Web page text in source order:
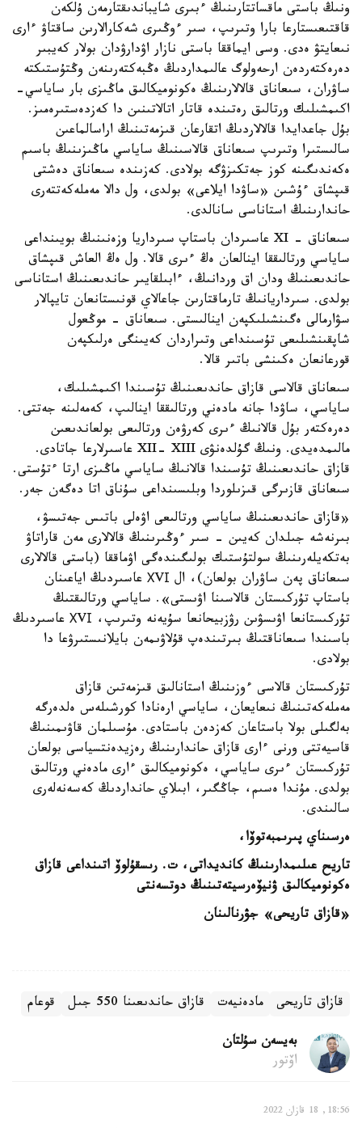
ونىڭ باستى ماقساتتارىنىڭ ءبىرى شايباندىقتارمەن ۇلكەن
قاقتىعىستارعا بارا وتىرىپ، سىر ءوڭىرى شەكارالارىن ساقتاۋ ءارى
نىعايتۋ ەدى. وسى ايماققا باستى نازار اۋدارۋدان بولار كەيبىر
دەرەكتەردەن ارحەولوگ عالىمداردىڭ ەڭبەكتەرىنەن وڭتۇستىكتە
ساۋران، سىعاناق قالالارىنىڭ ەكونوميكالىق ماڭىزى بار ساياسي-
اكىمشىلىك ورتالىق رەتىندە قاتار اتالاتىنىن دا كەزدەستىرەمىز.
بۇل جاعدايدا قالالاردىڭ اتقارعان قىزمەتىنىڭ اراسالماعىن
سالىستىرا وتىرىپ سىعاناق قالاسىنىڭ ساياسي ماڭىزىنىڭ باسىم
ەكەندىگىنە كوز جەتكىزۋگە بولادى. كەزىندە سىعاناق دەشتى
قىپشاق ءۇشىن «ساۋدا ايلاعى» بولدى، ول دالا مەملەكەتتەرى
حاندارىنىڭ استاناسى سانالدى.
سىعاناق - XI عاسىردان باستاپ سىرداريا وزەنىنىڭ بويىنداعى
ساياسي ورتالىققا اينالعان ەڭ ءىرى قالا. ول ەڭ العاش قىپشاق
حاندىعىنىڭ ودان اق وردانىڭ، ءابىلقايىر حاندىعىنىڭ استاناسى
بولدى. سىرداريانىڭ تارماقتارىن جاعالاي قونىستانعان تايپالار
سۋارمالى ەگىنشىلىكپەن اينالىستى. سىعاناق - موڭعول
شاپقىنشىلىعى تۇسىنداعى وتىراردان كەيىنگى ەرلىكپەن
قورعانعان ەكىنشى باتىر قالا.
سىعاناق قالاسى قازاق حاندىعىنىڭ تۇسىندا اكىمشىلىك،
ساياسي، ساۋدا جانە مادەني ورتالىققا اينالىپ، كەمەلىنە جەتتى.
دەرەكتەر بۇل قالانىڭ ءىرى كەرۋەن ورتالىعى بولعاندىعىن
مالىمدەيدى. ونىڭ گۇلدەنۋى XII- XIII عاسىرلارعا جاتادى.
قازاق حاندىعىنىڭ تۇسىندا قالانىڭ ساياسي ماڭىزى ارتا ءتۇستى.
سىعاناق قازىرگى قىزىلوردا وبلىسىنداعى سۇناق اتا دەگەن جەر.
«قازاق حاندىعىنىڭ ساياسي ورتالىعى اۋەلى باتىس جەتىسۋ،
بىرنەشە جىلدان كەيىن - سىر ءوڭىرىنىڭ قالالارى مەن قاراتاۋ
بەتكەيلەرىنىڭ سولتۇستىك بولىگىندەگى اۋماققا (باستى قالالارى
سىعاناق پەن ساۋران بولعان)، ال ХVІ عاسىردىڭ اياعىنان
باستاپ تۇركىستان قالاسىنا اۋىستى». ساياسي ورتالىقتىڭ
تۇركىستانعا اۋىسۋىن رۋزبيحانعا سۇيەنە وتىرىپ، ХVІ عاسىردىڭ
باسىندا سىعاناقتىڭ بىرتىندەپ قۇلاۋىمەن بايلانىستىرۋعا دا
بولادى.
تۇركىستان قالاسى ءوزىنىڭ استانالىق قىزمەتىن قازاق
مەملەكەتىنىڭ نىعايعان، ساياسي ارەنادا كورشىلەس ەلدەرگە
بەلگىلى بولا باستاعان كەزدەن باستادى. مۇسىلمان قاۋىمىنىڭ
قاسيەتتى ورنى ءارى قازاق حاندارىنىڭ رەزيدەنتسياسى بولعان
تۇركىستان ءىرى ساياسي، ەكونوميكالىق ءارى مادەني ورتالىق
بولدى. مۇندا ەسىم، جاڭگىر، ابىلاي حانداردىڭ كەسەنەلەرى
سالىندى.
ەرسىناي پىرىمبەتوۆا،
تاريح عىلىمدارىنىڭ كانديداتى،ت. رىسقۇلوۆ اتىنداعى قازاق
ەكونوميكالىق ۋنيۆەرسيتەتىنىڭ دوتسەنتى
«قازاق تاريحى» جۋرنالىنان
قازاق تاريحى مادەنيەت قازاق حاندىعىنا 550 جىل قوعام
بەيسەن سۇلتان
اۆتور
18:56, 18 قازان 2022